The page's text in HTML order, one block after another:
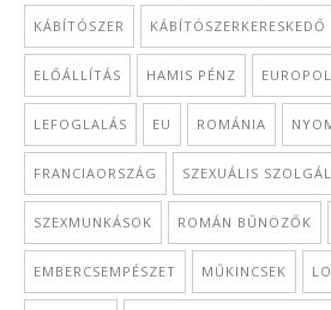
KÁBÍTÓSZER KÁBÍTÓSZERKERESKEDŐ
ELŐÁLLÍTÁS HAMIS PÉNZ EUROPOL
LEFOGLALÁS EU ROMÁNIA
FRANCIAORSZÁG SZEXUÁLIS
SZEXMUNKÁSOK ROMÁN BŰNÖZŐK
EMBERCSEMPÉSZET MŰKINCSEK